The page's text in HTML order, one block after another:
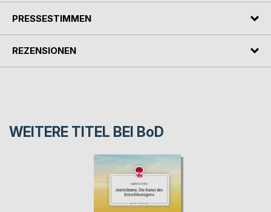
PRESSESTIMMEN
REZENSIONEN
WEITERE TITEL BEI BoD